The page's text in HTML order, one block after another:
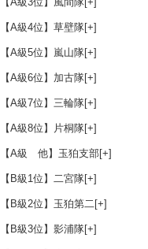
【A級4位】草壁隊[+]
【A級5位】嵐山隊[+]
【A級6位】加古隊[+]
【A級7位】三輪隊[+]
【A級8位】片桐隊[+]
【A級 他】玉狛支部[+]
【B級1位】二宮隊[+]
【B級2位】玉狛第二[+]
【B級3位】影浦隊[+]